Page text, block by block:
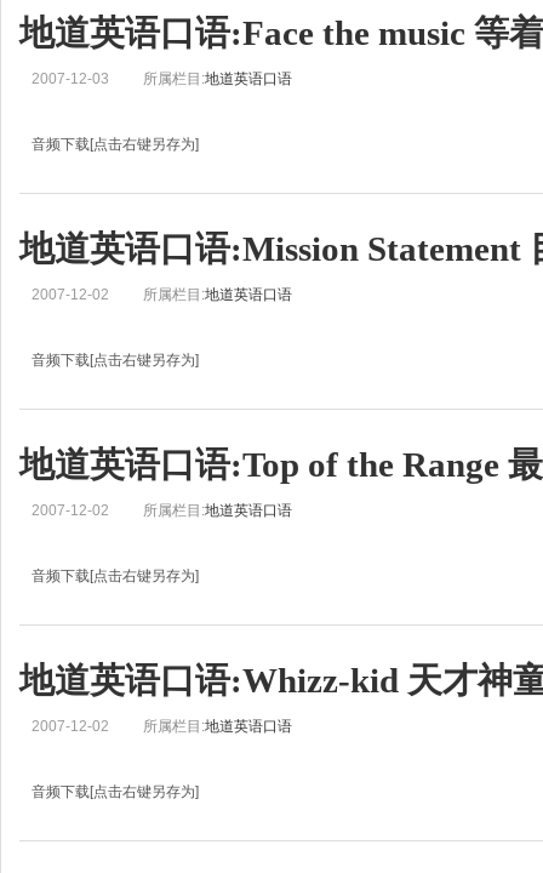
地道英语口语:Face the music 等
2007-12-03 所属栏目:地道英语口语
音频下载[点击右键另存为]
Jean: And I’m Jean.Helen: English is a language that changes constantly, so
地道英语口语:Mission Statement
2007-12-02 所属栏目:地道英语口语
音频下载[点击右键另存为]
Zoe: Hello,我是刘佳。Helen: Today we’re going to look at words
地道英语口语:Top of the Range
2007-12-02 所属栏目:地道英语口语
音频下载[点击右键另存为]
Jean: And I’m Jean.John: Today we’re going to look at words and
地道英语口语:Whizz-kid 天才神
2007-12-02 所属栏目:地道英语口语
音频下载[点击右键另存为]
Jean: And I’m Jean.Jo: In Real English, we look at words and phrases that yo